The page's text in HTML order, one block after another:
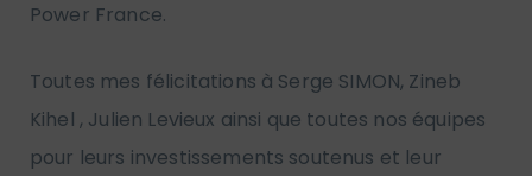
Power France.
Toutes mes félicitations à Serge SIMON, Zineb
Kihel , Julien Levieux ainsi que toutes nos équipes
pour leurs investissements soutenus et leur